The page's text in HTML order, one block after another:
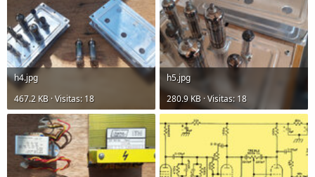
h4.jpg
467.2 KB · Visitas: 18
h5.jpg
280.9 KB · Visitas: 18